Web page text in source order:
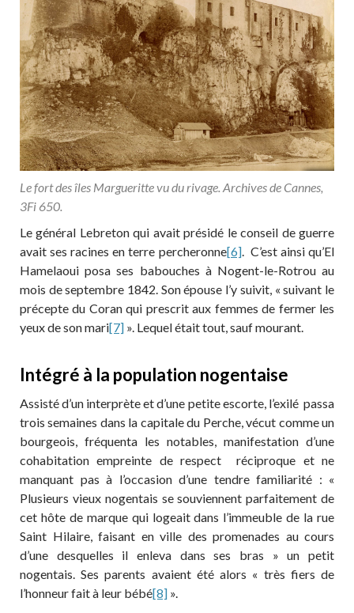
Le fort des îles Margueritte vu du rivage. Archives de Cannes,
3Fi 650.
Le général Lebreton qui avait présidé le conseil de guerre
avait ses racines en terre percheronne[6]. C’est ainsi qu’El
Hamelaoui posa ses babouches à Nogent-le-Rotrou au
mois de septembre 1842. Son épouse l’y suivit, « suivant le
précepte du Coran qui prescrit aux femmes de fermer les
yeux de son mari[7] ». Lequel était tout, sauf mourant.
Intégré à la population nogentaise
Assisté d’un interprète et d’une petite escorte, l’exilé passa
trois semaines dans la capitale du Perche, vécut comme un
bourgeois, fréquenta les notables, manifestation d’une
cohabitation empreinte de respect réciproque et ne
manquant pas à l’occasion d’une tendre familiarité : «
Plusieurs vieux nogentais se souviennent parfaitement de
cet hôte de marque qui logeait dans l’immeuble de la rue
Saint Hilaire, faisant en ville des promenades au cours
d’une desquelles il enleva dans ses bras » un petit
nogentais. Ses parents avaient été alors « très fiers de
l’honneur fait à leur bébé[8] ».